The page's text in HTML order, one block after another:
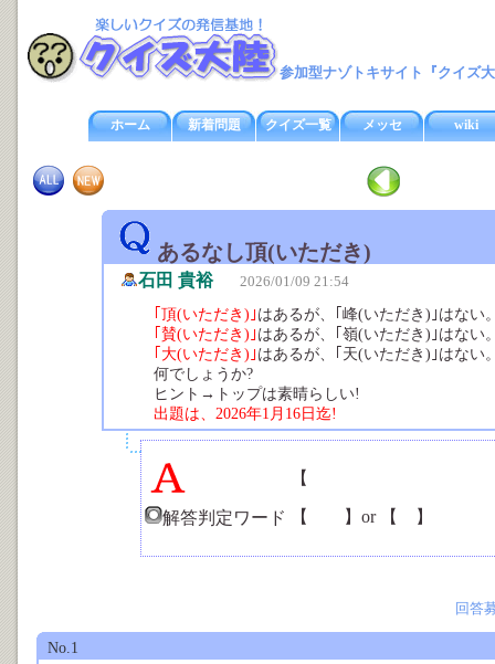
参加型ナゾトキサイト『クイズ
ホーム 新着問題 クイズ一覧 メッセ wiki
あるなし頂(いただき)
石田 貴裕 2026/01/09 21:54
｢頂(いただき)｣はあるが、｢峰(いただき)｣はない
｢賛(いただき)｣はあるが、｢嶺(いただき)｣はない
｢大(いただき)｣はあるが、｢天(いただき)｣はない
何でしょうか?
ヒント→トップは素晴らしい!
出題は、2026年1月16日迄!
【
解答判定ワード 【 】or 【 】
回答
No.1